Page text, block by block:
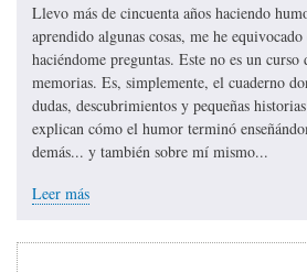
Llevo más de cincuenta años haciendo
aprendido algunas cosas, me he
haciéndome preguntas. Este no es un
memorias. Es, simplemente, el cuaderno
dudas, descubrimientos y pequeñas
explican cómo el humor terminó
demás... y también sobre mí mismo...
Leer más